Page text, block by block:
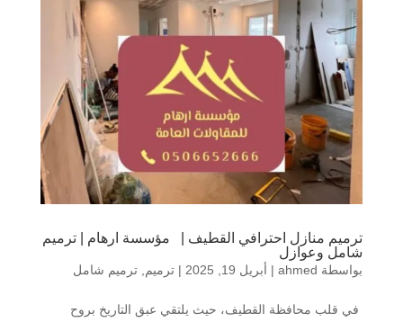
ترميم منازل احترافي القطيف | مؤسسة ارهام | ترميم
شامل وعوازل
بواسطة ahmed
| أبريل 19, 2025 | ترميم ترميم شامل
في قلب محافظة القطيف، حيث يلتقي عبق التاريخ بروح